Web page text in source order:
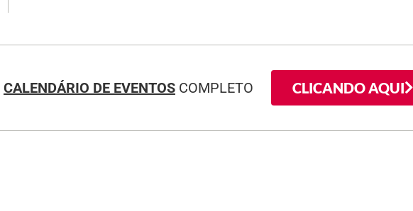
CALENDÁRIO DE EVENTOS COMPLETO CLICANDO AQUI